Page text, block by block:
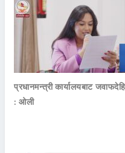
प्रधानमन्त्री कार्यालयबाट
: ओली